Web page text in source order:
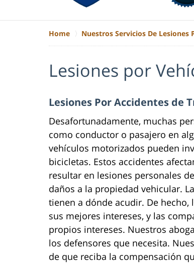
Home Nuestros Servicios De Lesiones
Lesiones por
Lesiones Por Accidentes de
Desafortunadamente, muchas
como conductor o pasajero en
vehículos motorizados pueden
bicicletas. Estos accidentes
resultar en lesiones personales
daños a la propiedad vehicular.
tienen a dónde acudir. De
sus mejores intereses, y las
propios intereses. Nuestros
los defensores que necesita.
de que reciba la compensación